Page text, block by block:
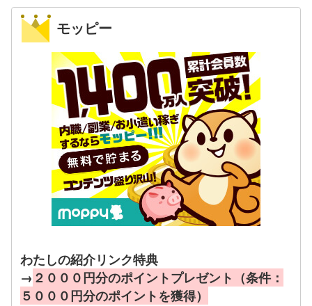
モッピー
わたしの紹介リンク特典
→ ２０００円分のポイントプレゼント（条件：
５０００円分のポイントを獲得）